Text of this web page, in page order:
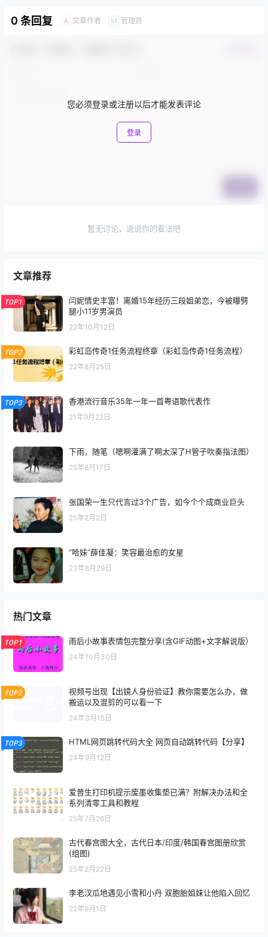
0 条回复 A 文章作者 M 管理员
您必须登录或注册以后才能发表评论
登录
暂无讨论，说说你的看法吧
文章推荐
TOP1
闫妮情史丰富！离婚15年经历三段姐弟恋，今被曝劈
腿小11岁男演员
22年10月12日
TOP2 彩虹岛传奇1任务流程终章（彩虹岛传奇1任务流程）
22年8月25日
TOP3 香港流行音乐35年一年一首粤语歌代表作
21年9月22日
下雨，随笔（嗯啊灌满了啊太深了H管子吹奏指法图）
25年8月17日
张国荣一生只代言过3个广告，如今个个成商业巨头
25年2月2日
“哈妹”薛佳凝：笑容最治愈的女星
23年8月29日
热门文章
TOP1 雨后小故事表情包完整分享(含GIF动图+文字解说版）
24年10月30日
TOP2
视频号出现【出镜人身份验证】教你需要怎么办，做
搬运以及混剪的可以看一下
24年3月15日
TOP3 HTML网页跳转代码大全 网页自动跳转代码【分享】
24年9月12日
爱普生打印机提示废墨收集垫已满？附解决办法和全
系列清零工具和教程
25年7月26日
古代春宫图大全，古代日本/印度/韩国春宫图册欣赏
(组图)
25年2月22日
李老汉瓜地遇见小雪和小丹 双胞胎姐妹让他陷入回忆
22年9月1日